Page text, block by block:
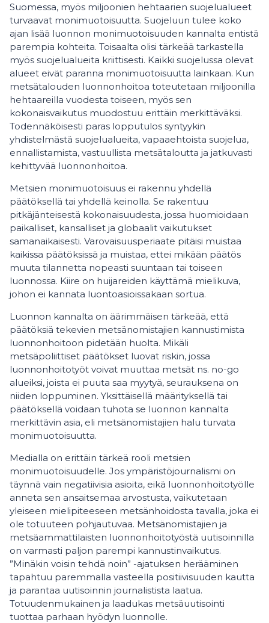
Suomessa, myös miljoonien hehtaarien suojelualueet
turvaavat monimuotoisuutta. Suojeluun tulee koko
ajan lisää luonnon monimuotoisuuden kannalta entistä
parempia kohteita. Toisaalta olisi tärkeää tarkastella
myös suojelualueita kriittisesti. Kaikki suojelussa olevat
alueet eivät paranna monimuotoisuutta lainkaan. Kun
metsätalouden luonnonhoitoa toteutetaan miljoonilla
hehtaareilla vuodesta toiseen, myös sen
kokonaisvaikutus muodostuu erittäin merkittäväksi.
Todennäköisesti paras lopputulos syntyykin
yhdistelmästä suojelualueita, vapaaehtoista suojelua,
ennallistamista, vastuullista metsätaloutta ja jatkuvasti
kehittyvää luonnonhoitoa.
Metsien monimuotoisuus ei rakennu yhdellä
päätöksellä tai yhdellä keinolla. Se rakentuu
pitkäjänteisestä kokonaisuudesta, jossa huomioidaan
paikalliset, kansalliset ja globaalit vaikutukset
samanaikaisesti. Varovaisuusperiaate pitäisi muistaa
kaikissa päätöksissä ja muistaa, ettei mikään päätös
muuta tilannetta nopeasti suuntaan tai toiseen
luonnossa. Kiire on huijareiden käyttämä mielikuva,
johon ei kannata luontoasioissakaan sortua.
Luonnon kannalta on äärimmäisen tärkeää, että
päätöksiä tekevien metsänomistajien kannustimista
luonnonhoitoon pidetään huolta. Mikäli
metsäpoliittiset päätökset luovat riskin, jossa
luonnonhoitotyöt voivat muuttaa metsät ns. no-go
alueiksi, joista ei puuta saa myytyä, seurauksena on
niiden loppuminen. Yksittäisellä määrityksellä tai
päätöksellä voidaan tuhota se luonnon kannalta
merkittävin asia, eli metsänomistajien halu turvata
monimuotoisuutta.
Medialla on erittäin tärkeä rooli metsien
monimuotoisuudelle. Jos ympäristöjournalismi on
täynnä vain negatiivisia asioita, eikä luonnonhoitotyölle
anneta sen ansaitsemaa arvostusta, vaikutetaan
yleiseen mielipiteeseen metsänhoidosta tavalla, joka ei
ole totuuteen pohjautuvaa. Metsänomistajien ja
metsäammattilaisten luonnonhoitotyöstä uutisoinnilla
on varmasti paljon parempi kannustinvaikutus.
”Minäkin voisin tehdä noin” -ajatuksen herääminen
tapahtuu paremmalla vasteella positiivisuuden kautta
ja parantaa uutisoinnin journalistista laatua.
Totuudenmukainen ja laadukas metsäuutisointi
tuottaa parhaan hyödyn luonnolle.